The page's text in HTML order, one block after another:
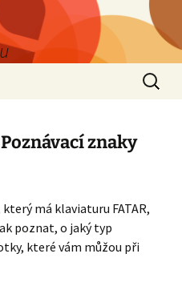
Search
for:
znaky
má klaviaturu FATAR,
poznat, o jaký typ
které vám můžou při